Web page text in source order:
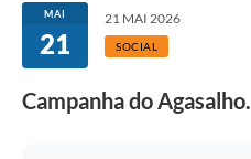
MAI
21
21 MAI 2026
SOCIAL
Campanha do Agasalho.